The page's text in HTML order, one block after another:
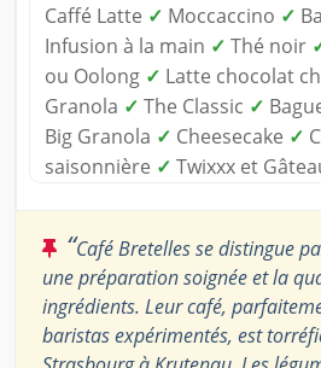
Caffé Latte ✓ Moccaccino ✓
Infusion à la main ✓ Thé noir
ou Oolong ✓ Latte chocolat
Granola ✓ The Classic ✓
Big Granola ✓ Cheesecake ✓
saisonnière ✓ Twixxx et
“Café Bretelles se distingue
une préparation soignée et la
ingrédients. Leur café,
baristas expérimentés, est